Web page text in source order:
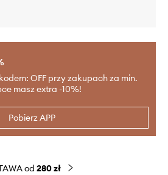
OFF przy zakupach za min.
masz extra -10%!
Pobierz APP
od 280 zł